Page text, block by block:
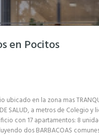
en Pocitos
ubicado en la zona mas
DE SALUD, a metros de
con 17 apartamentos: 8
dos BARBACOAS comunes